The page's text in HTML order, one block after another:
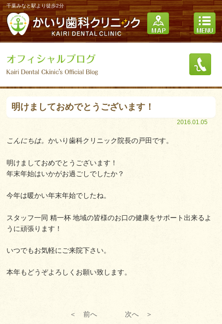
千葉みなと駅より徒歩2分
明けましておめでとうございます！
2016.01.05
こんにちは。かいり歯科クリニック院長の戸田です。
明けましておめでとうございます！
年末年始はいかがお過ごしでしたか？
今年は暖かい年末年始でしたね。
スタッフ一同 精一杯 地域の皆様のお口の健康をサポート出来るよ
うに頑張ります！
いつでもお気軽にご来院下さい。
本年もどうぞよろしくお願い致します。
＜ 前へ 次へ ＞